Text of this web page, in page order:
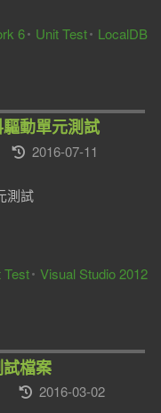
6 Unit Test LocalDB
動單元測試
2016-07-11
測試
Test Visual Studio 2012
檔案
2016-03-02